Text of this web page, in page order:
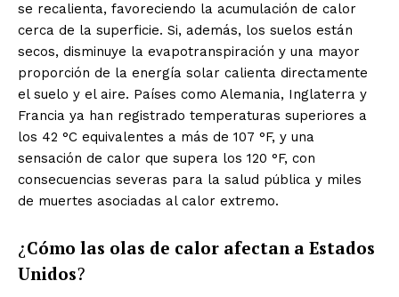
se recalienta, favoreciendo la acumulación de calor
cerca de la superficie. Si, además, los suelos están
secos, disminuye la evapotranspiración y una mayor
proporción de la energía solar calienta directamente
el suelo y el aire. Países como Alemania, Inglaterra y
Francia ya han registrado temperaturas superiores a
los 42 °C equivalentes a más de 107 °F, y una
sensación de calor que supera los 120 °F, con
consecuencias severas para la salud pública y miles
de muertes asociadas al calor extremo.
¿Cómo las olas de calor afectan a Estados
Unidos?